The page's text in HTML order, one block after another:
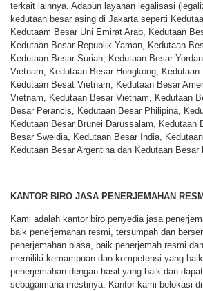
terkait lainnya. Adapun layanan legalisasi
kedutaan besar asing di Jakarta seperti
Kedutaam Besar Uni Emirat Arab, Kedutaan
Kedutaan Besar Republik Yaman, Kedutaan
Kedutaan Besar Suriah, Kedutaan Besar
Vietnam, Kedutaan Besar Hongkong, Kedutaan
Kedutaan Besat Vietnam, Kedutaan Besar
Vietnam, Kedutaan Besar Vietnam, Kedutaan
Besar Perancis, Kedutaan Besar Philipina,
Kedutaan Besar Brunei Darussalam, Kedutaan
Besar Sweidia, Kedutaan Besar India,
Kedutaan Besar Argentina dan Kedutaan Besar
KANTOR BIRO JASA PENERJEMAHAN
Kami adalah kantor biro penyedia jasa
baik penerjemahan resmi, tersumpah dan
penerjemahan biasa, baik penerjemah resmi
memiliki kemampuan dan kompetensi yang
penerjemahan dengan hasil yang baik dan
sebagaimana mestinya. Kantor kami belokasi